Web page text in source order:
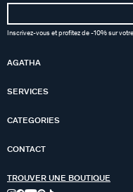
Inscrivez-vous et profitez de -10% sur
AGATHA
SERVICES
CATEGORIES
CONTACT
TROUVER UNE BOUTIQUE